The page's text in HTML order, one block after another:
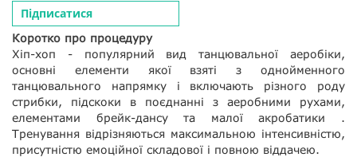
Підписатися
Коротко про процедуру
Хіп-хоп - популярний вид танцювальної аеробіки,
основні елементи якої взяті з однойменного
танцювального напрямку і включають різного роду
стрибки, підскоки в поєднанні з аеробними рухами,
елементами брейк-дансу та малої акробатики .
Тренування відрізняються максимальною інтенсивністю,
присутністю емоційної складової і повною віддачею.